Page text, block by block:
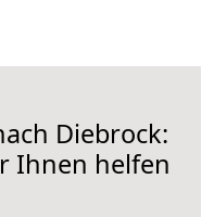
Diebrock:
Ihnen helfen